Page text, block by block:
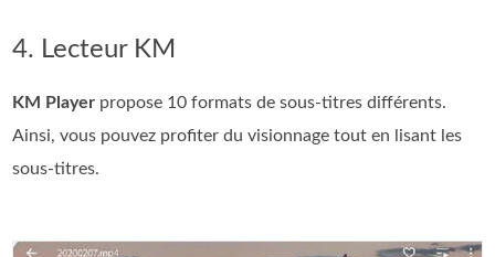
4. Lecteur KM
KM Player propose 10 formats de sous‑titres différents.
Ainsi, vous pouvez profiter du visionnage tout en lisant les
sous‑titres.